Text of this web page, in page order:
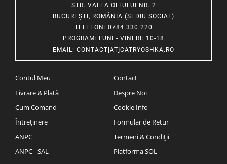
STR. VALEA OLTULUI NR. 2
BUCUREȘTI, ROMÂNIA (SEDIU SOCIAL)
TELEFON : 0784.330.220
PROGRAM: LUNI - VINERI: 10-18
EMAIL: CONTACT[AT]CATRYOSHKA.RO
Contul Meu
Livrare & Plată
Cum Comand
Întreținere
ANPC
ANPC - SAL
Contact
Despre Noi
Cookie Info
Formular de Retur
Termeni & Condiții
Platforma SOL